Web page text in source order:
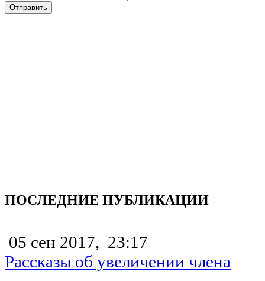
ПОСЛЕДНИЕ ПУБЛИКАЦИИ
05 сен 2017, 23:17
Рассказы об увеличении члена